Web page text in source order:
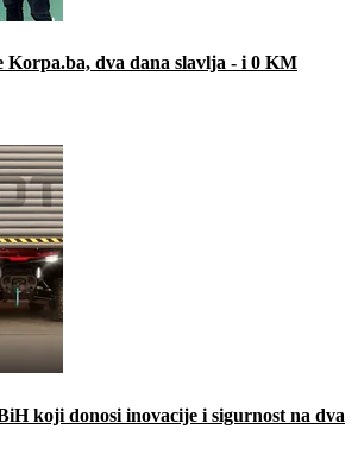
Korpa.ba, dva dana slavlja - i 0 KM
koji donosi inovacije i sigurnost na dva